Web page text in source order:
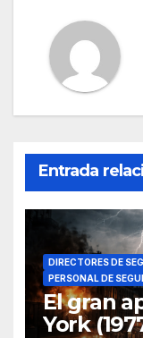
Entrada
DIRECTORES DE
PERSONAL DE
El gran
York